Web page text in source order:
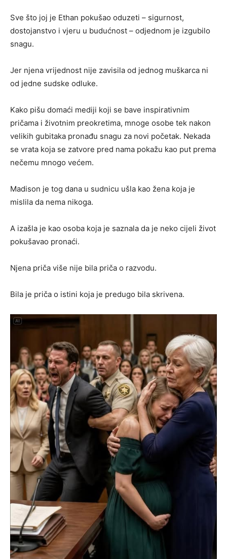
Sve što joj je Ethan pokušao oduzeti – sigurnost,
dostojanstvo i vjeru u budućnost – odjednom je izgubilo
snagu.
Jer njena vrijednost nije zavisila od jednog muškarca ni
od jedne sudske odluke.
Kako pišu domaći mediji koji se bave inspirativnim
pričama i životnim preokretima, mnoge osobe tek nakon
velikih gubitaka pronađu snagu za novi početak. Nekada
se vrata koja se zatvore pred nama pokažu kao put prema
nečemu mnogo većem.
Madison je tog dana u sudnicu ušla kao žena koja je
mislila da nema nikoga.
A izašla je kao osoba koja je saznala da je neko cijeli život
pokušavao pronaći.
Njena priča više nije bila priča o razvodu.
Bila je priča o istini koja je predugo bila skrivena.